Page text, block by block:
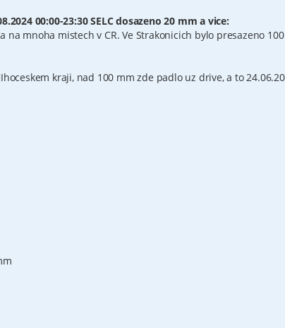
00:00-23:30 SELC dosazeno 20 mm a vice:
mnoha mistech v CR. Ve Strakonicich bylo presazeno
kraji, nad 100 mm zde padlo uz drive, a to